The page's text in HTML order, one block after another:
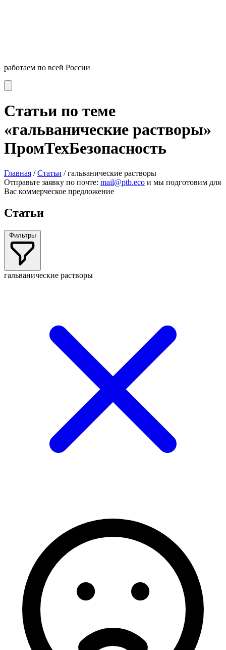
работаем по всей России
Статьи по теме
«гальванические растворы»
ПромТехБезопасность
Главная /Статьи /гальванические растворы
Отправьте заявку по почте: mail@ptb.eco и мы подготовим для
Вас коммерческое предложение
Статьи
Фильтры
гальванические растворы